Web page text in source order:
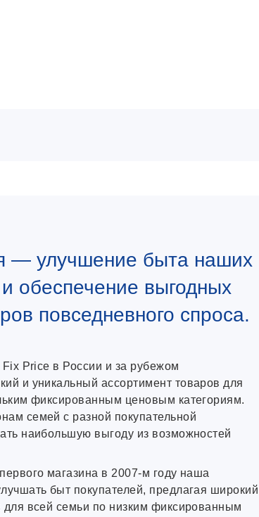
— улучшение быта наших
обеспечение выгодных
повседневного спроса.
Price в России и за рубежом
и уникальный ассортимент товаров для
фиксированным ценовым категориям.
семей с разной покупательной
наибольшую выгоду из возможностей
магазина в 2007-м году наша
быт покупателей, предлагая широкий
для всей семьи по низким фиксированным